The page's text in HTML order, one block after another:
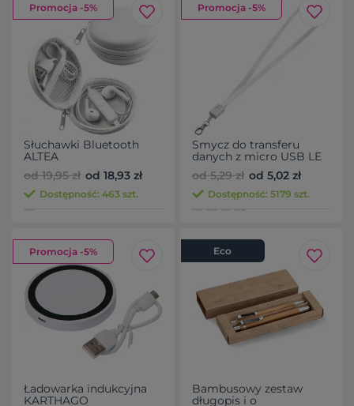
Promocja -5%
Słuchawki Bluetooth
ALTEA
od 19,95 zł od 18,93 zł
Dostępność: 463 szt.
Promocja -5%
Smycz do transferu
danych z micro USB LE
od 5,29 zł od 5,02 zł
Dostępność: 5179 szt.
Promocja -5%
Ładowarka indukcyjna
KARTHAGO
Eco
Bambusowy zestaw
długopis i o